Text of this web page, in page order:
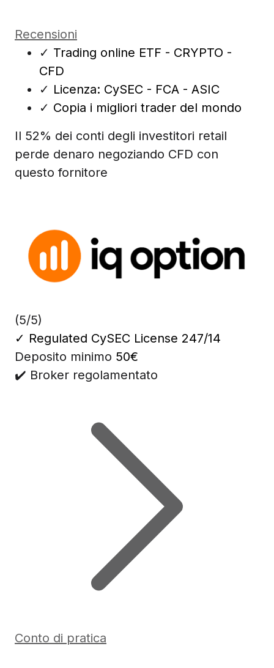
Recensioni
✓ Trading online ETF - CRYPTO -
CFD
✓ Licenza: CySEC - FCA - ASIC
✓ Copia i migliori trader del mondo
Il 52% dei conti degli investitori retail
perde denaro negoziando CFD con
questo fornitore
(5/5)
✓ Regulated CySEC License 247/14
Deposito minimo 50€
✔️ Broker regolamentato
Conto di pratica